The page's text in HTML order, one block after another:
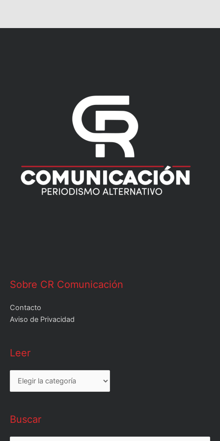
Sobre CR Comunicación
Contacto
Aviso de Privacidad
Leer
Leer
Buscar